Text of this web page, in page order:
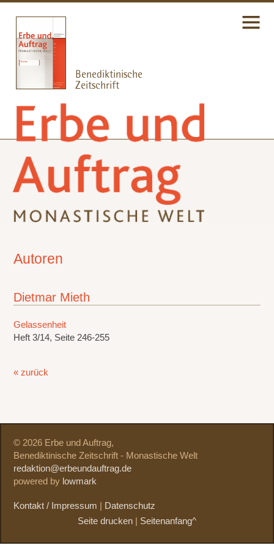
Autoren
Dietmar Mieth
Gelassenheit
Heft 3/14, Seite 246-255
« zurück
© 2026 Erbe und Auftrag,
Benediktinische Zeitschrift - Monastische Welt
redaktion@erbeundauftrag.de
powered by lowmark
Kontakt / Impressum
Datenschutz
Seite drucken
Seitenanfang^